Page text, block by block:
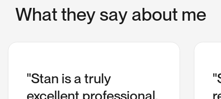
Whattheysay about me
"Stan is a truly
excellent professional.